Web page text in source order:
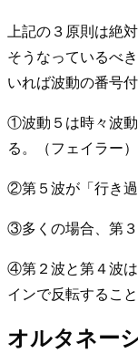
上記の３原則は絶
そうなっているべ
いれば波動の番号
①波動５は時々波
る。（フェイラー）
②第５波が「行き過
③多くの場合、第３
④第２波と第４波
インで反転すること
オルタネー